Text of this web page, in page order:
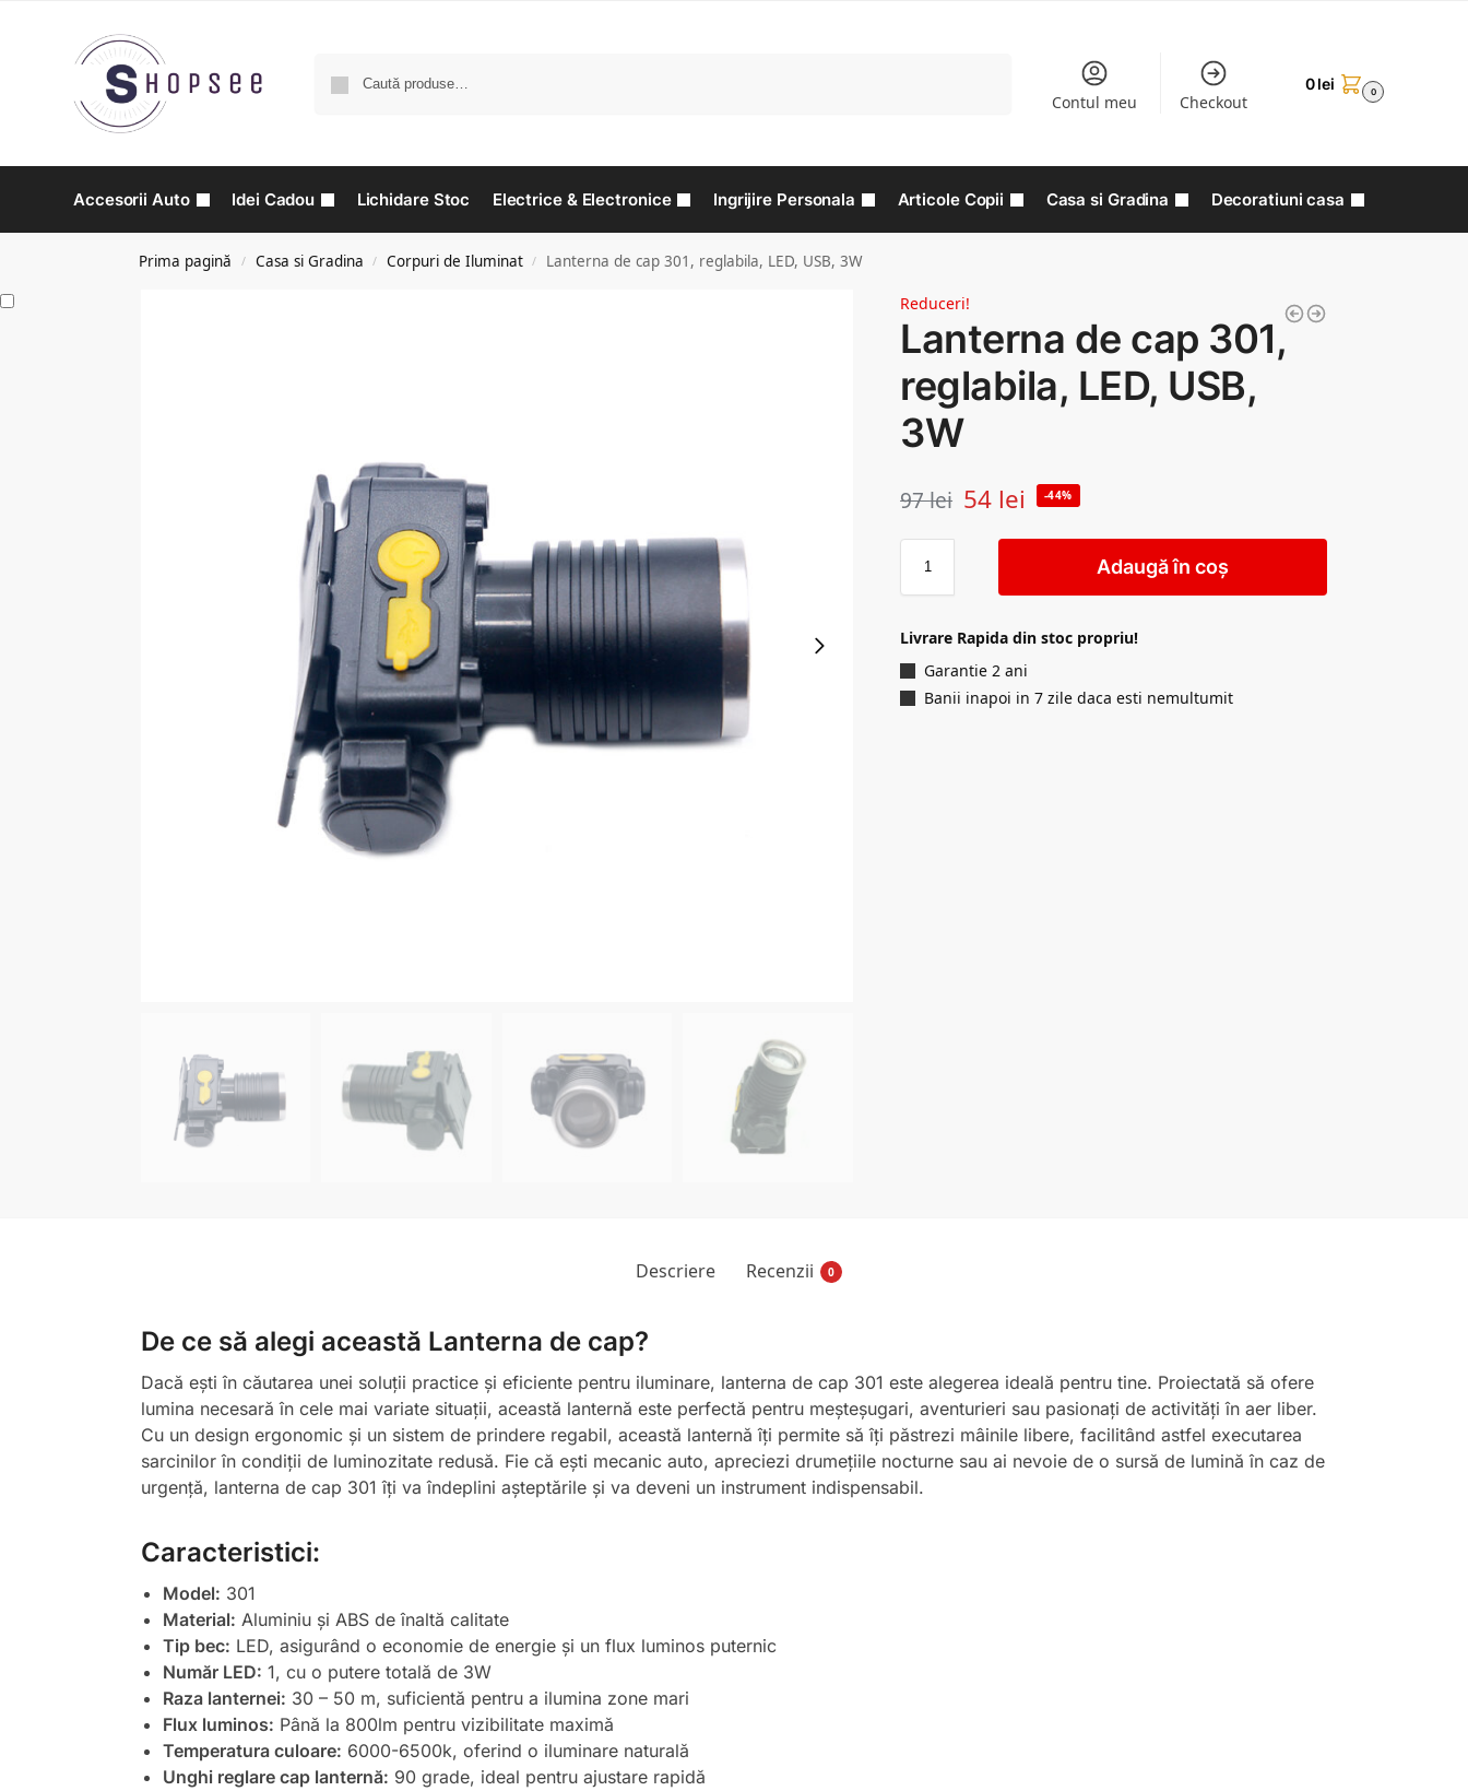
Contul meu Checkout
0lei 0
Accesorii Auto Idei Cadou Lichidare Stoc Electrice & Electronice Ingrijire Personala Articole Copii Casa si Gradina Decoratiuni casa
Prima pagină / Casa si Gradina / Corpuri de Iluminat / Lanterna de cap 301, reglabila, LED, USB, 3W
Reduceri!
Lanterna de cap 301,
reglabila, LED, USB,
3W
97lei 54 lei -44%
Adaugă în coș
Livrare Rapida din stoc propriu!
Garantie 2 ani
Banii inapoi in 7 zile daca esti nemultumit
Descriere Recenzii 0
De ce să alegi această Lanterna de cap?
Dacă ești în căutarea unei soluții practice și eficiente pentru iluminare, lanterna de cap 301 este alegerea ideală pentru tine. Proiectată să ofere
lumina necesară în cele mai variate situații, această lanternă este perfectă pentru meșteșugari, aventurieri sau pasionați de activități în aer liber.
Cu un design ergonomic și un sistem de prindere regabil, această lanternă îți permite să îți păstrezi mâinile libere, facilitând astfel executarea
sarcinilor în condiții de luminozitate redusă. Fie că ești mecanic auto, apreciezi drumețiile nocturne sau ai nevoie de o sursă de lumină în caz de
urgență, lanterna de cap 301 îți va îndeplini așteptările și va deveni un instrument indispensabil.
Caracteristici:
Model: 301
Material: Aluminiu și ABS de înaltă calitate
Tip bec: LED, asigurând o economie de energie și un flux luminos puternic
Număr LED: 1, cu o putere totală de 3W
Raza lanternei: 30 – 50 m, suficientă pentru a ilumina zone mari
Flux luminos: Până la 800lm pentru vizibilitate maximă
Temperatura culoare: 6000-6500k, oferind o iluminare naturală
Unghi reglare cap lanternă: 90 grade, ideal pentru ajustare rapidă